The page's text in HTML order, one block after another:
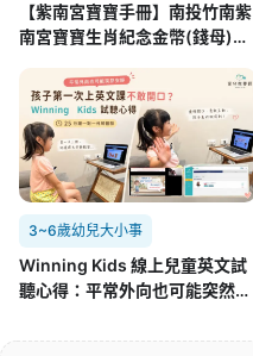
【紫南宮寶寶手冊】南投竹南紫
南宮寶寶生肖紀念金幣(錢母)領
3~6歲幼兒大小事
Winning Kids 線上兒童英文試
聽心得：平常外向也可能突然不
實反應